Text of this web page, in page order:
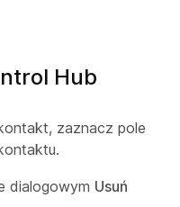
Hub
zaznacz pole
dialogowym Usuń